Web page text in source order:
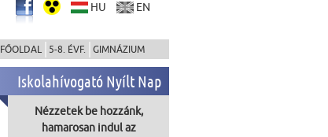
HU EN
FŐOLDAL 5-8. ÉVF. GIMNÁZIUM
Iskolahívogató Nyílt Nap
Nézzetek be hozzánk,
hamarosan indul az